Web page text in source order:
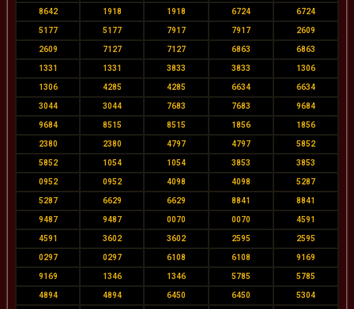
8642 1918 1918 6724 6724
5177 5177 7917 7917 2609
2609 7127 7127 6863 6863
1331 1331 3833 3833 1306
1306 4285 4285 6634 6634
3044 3044 7683 7683 9684
9684 8515 8515 1856 1856
2380 2380 4797 4797 5852
5852 1054 1054 3853 3853
0952 0952 4098 4098 5287
5287 6629 6629 8841 8841
9487 9487 0070 0070 4591
4591 3602 3602 2595 2595
0297 0297 6108 6108 9169
9169 1346 1346 5785 5785
4894 4894 6450 6450 5304